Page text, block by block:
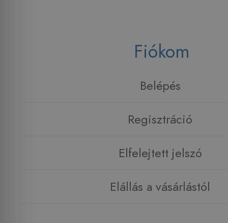
Fiókom
Belépés
Regisztráció
Elfelejtett jelszó
Elállás a vásárlástól